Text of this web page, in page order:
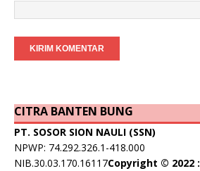
CITRA BANTEN BUNG
PT. SOSOR SION NAULI (SSN)
NPWP: 74.292.326.1-418.000
NIB.30.03.170.16117Copyright © 2022 :